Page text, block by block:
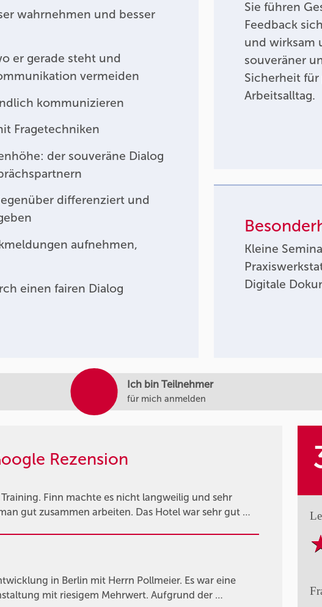
Ich bin Teilnehmer
für mich anmelden
wahrnehmen und besser
er gerade steht und
vermeiden
kommunizieren
Fragetechniken
der souveräne Dialog
differenziert und
aufnehmen,
einen fairen Dialog
Sie führen
Feedback
und wirksam
souveräner
Sicherheit
Arbeitsalltag.
Kleine
Digitale
Rezension
Finn machte es nicht langweilig und sehr
gut zusammen arbeiten. Das Hotel war sehr gut …
in Berlin mit Herrn Pollmeier. Es war eine
mit riesigem Mehrwert. Aufgrund der …